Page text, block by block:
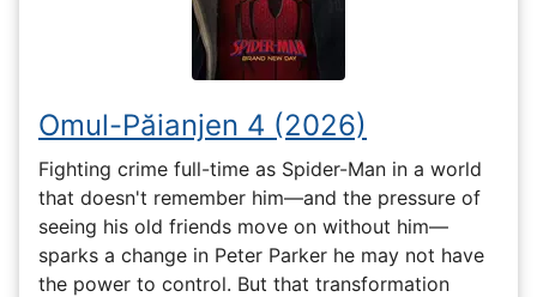
Omul-Păianjen 4 (2026)
Fighting crime full-time as Spider-Man in a world
that doesn't remember him—and the pressure of
seeing his old friends move on without him—
sparks a change in Peter Parker he may not have
the power to control. But that transformation